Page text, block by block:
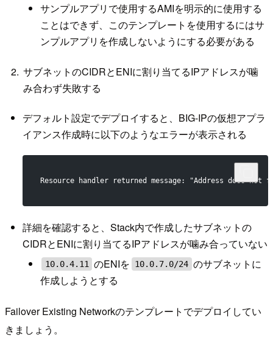
サンプルアプリで使用するAMIを明示的に使用する
ことはできず、このテンプレートを使用するにはサ
ンプルアプリを作成しないようにする必要がある
サブネットのCIDRとENIに割り当てるIPアドレスが噛
み合わず失敗する
デフォルト設定でデプロイすると、BIG-IPの仮想アプラ
イアンス作成時に以下のようなエラーが表示される
Resource handler returned message: "Address does
詳細を確認すると、Stack内で作成したサブネットの
CIDRとENIに割り当てるIPアドレスが噛み合っていない
10.0.4.11 のENIを 10.0.7.0/24 のサブネットに
作成しようとする
Failover Existing Networkのテンプレートでデプロイしてい
きましょう。